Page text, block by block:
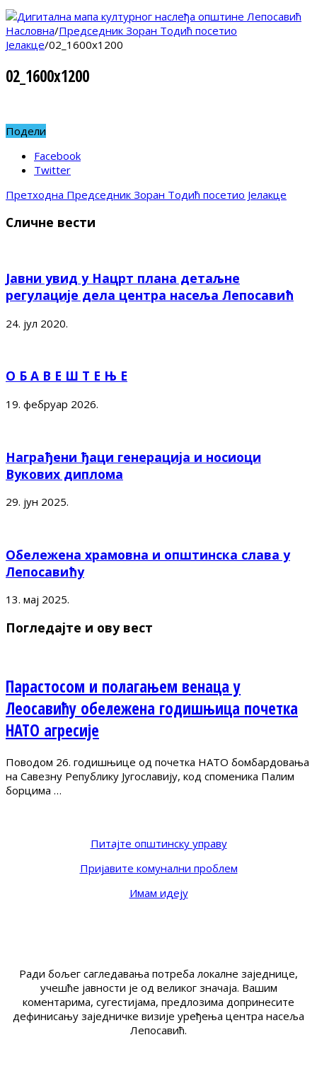
Насловна/Председник Зоран Тодић посетио
Јелакце/02_1600x1200
02_1600x1200
Подели
Facebook
Twitter
Претходна Председник Зоран Тодић посетио Јелакце
Сличне вести
Јавни увид у Нацрт плана детаљне
регулације дела центра насеља Лепосавић
24. јул 2020.
О Б А В Е Ш Т Е Њ Е
19. фебруар 2026.
Награђени ђаци генерација и носиоци
Вукових диплома
29. јун 2025.
Обележена храмовна и општинска слава у
Лепосавићу
13. мај 2025.
Погледајте и ову вест
Парастосом и полагањем венаца у
Леосавићу обележена годишњица почетка
НАТО агресије
Поводом 26. годишњице од почетка НАТО бомбардовања
на Савезну Републику Југославију, код споменика Палим
борцима …
Питајте општинску управу
Пријавите комунални проблем
Имам идеју
Ради бољег сагледавања потреба локалне заједнице,
учешће јавности је од великог значаја. Вашим
коментарима, сугестијама, предлозима допринесите
дефинисању заједничке визије уређења центра насеља
Лепосавић.